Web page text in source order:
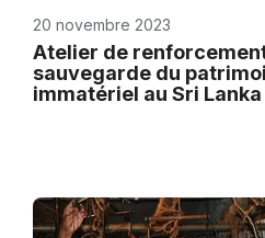
20 novembre 2023
Atelier de
sauvegarde du
immatériel au Sri Lanka